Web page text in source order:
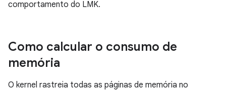
comportamento do LMK.
Como calcular o consumo de
memória
O kernel rastreia todas as páginas de memória no